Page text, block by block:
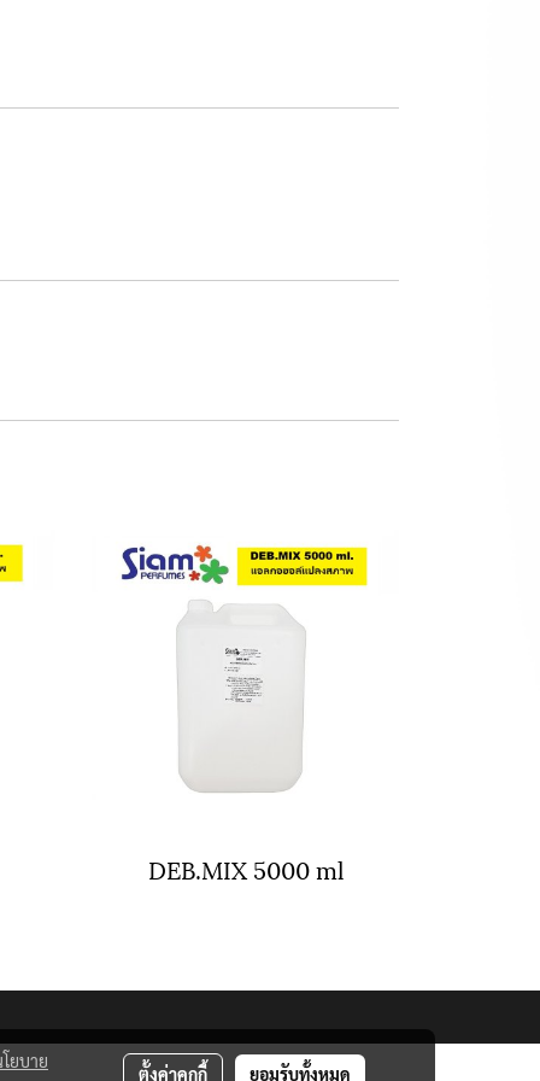
DEB.MIX 5000 ml
ยบาย
ตั้งค่าคุกกี้ ยอมรับทั้งหมด